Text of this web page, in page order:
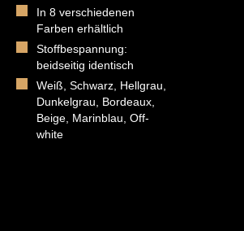
In 8 verschiedenen
Farben erhältlich
Stoffbespannung:
beidseitig identisch
Weiß, Schwarz, Hellgrau,
Dunkelgrau, Bordeaux,
Beige, Marinblau, Off-
white